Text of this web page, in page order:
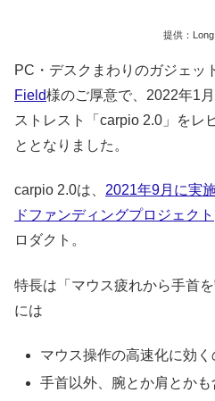
提供：Long
PC・デスクまわりのガジェッ
Field様のご厚意で、2022年1
ストレスト「carpio 2.0」をレ
ととなりました。
carpio 2.0は、 2021年9月に実
ドファンディングプロジェクト
ロダクト。
特長は「マウス疲れから手首
には
マウス操作の高速化に効く
手首以外、腕とか肩とかも